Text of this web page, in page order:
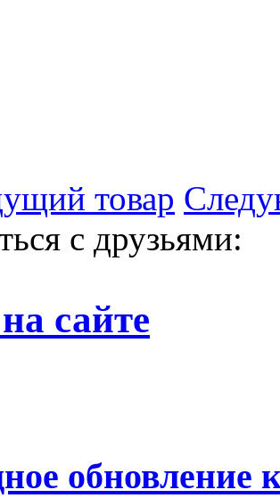
товар
с друзьями:
сайте
обновление